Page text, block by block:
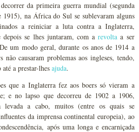
da primeira guerra mundial (segunda
1915), na África do Sul se sublevaram alguns
a reiniciar a luta contra a Inglaterra,
depois se lhes juntaram, com arevolta a ser
um modo geral, durante os anos de 1914 a
não causaram problemas aos ingleses, tendo,
até a prestar-lhesajuda.
que a Inglaterra fez aos boers só vieram a
e no lapso que decorreu de 1902 a 1906,
levada a cabo, muitos (entre os quais se
da imprensa continental europeia), ao
após uma longa e encarniçada